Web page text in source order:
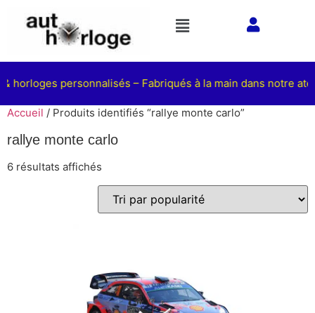
personnalisés – Fabriqués à la main dans notre
Accueil / Produits identifiés “rallye monte carlo”
rallye monte carlo
6 résultats affichés